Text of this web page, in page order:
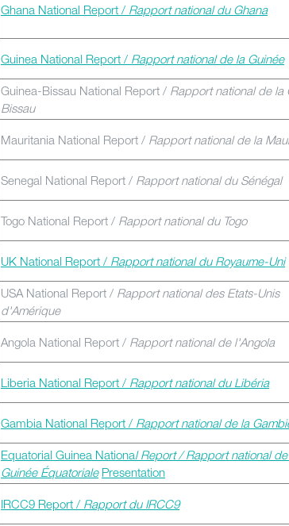
Ghana National Report / Rapport national du Ghana
Guinea National Report / Rapport national de la Guinée
Guinea-Bissau National Report / Rapport national de la
Bissau
Mauritania National Report / Rapport national de la
Senegal National Report / Rapport national du Sénégal
Togo National Report / Rapport national du Togo
UK National Report / Rapport national du Royaume-Uni
USA National Report / Rapport national des Etats-Unis
d'Amérique
Angola National Report / Rapport national de l'Angola
Liberia National Report / Rapport national du Libéria
Gambia National Report / Rapport national de la
Equatorial Guinea National Report / Rapport national
Guinée Équatoriale Presentation
IRCC9 Report / Rapport du IRCC9